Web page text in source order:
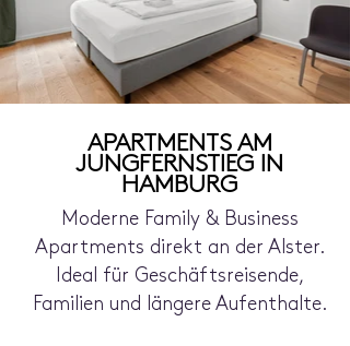
APARTMENTS AM
JUNGFERNSTIEG IN
HAMBURG
Moderne Family & Business
Apartments direkt an der Alster.
Ideal für Geschäftsreisende,
Familien und längere Aufenthalte.